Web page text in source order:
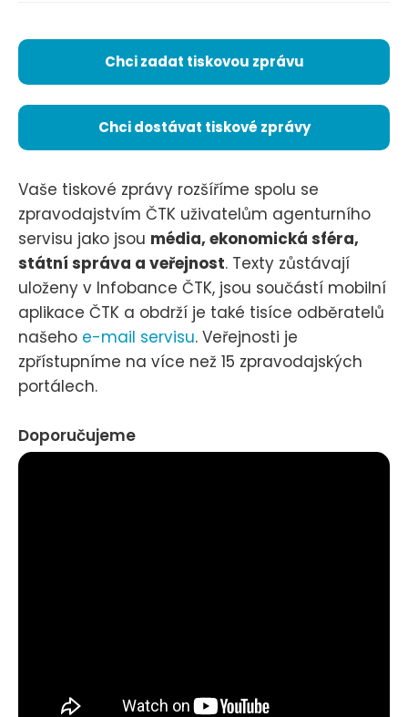
Chci zadat tiskovou zprávu
Chci dostávat tiskové zprávy
Vaše tiskové zprávy rozšíříme spolu se
zpravodajstvím ČTK uživatelům agenturního
servisu jako jsou média, ekonomická sféra,
státní správa a veřejnost. Texty zůstávají
uloženy v Infobance ČTK, jsou součástí mobilní
aplikace ČTK a obdrží je také tisíce odběratelů
našeho e-mail servisu. Veřejnosti je
zpřístupníme na více než 15 zpravodajských
portálech.
Doporučujeme